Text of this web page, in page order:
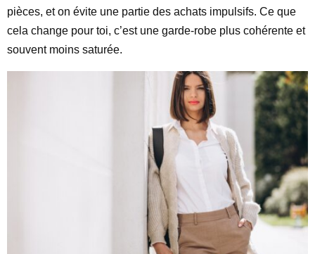
pièces, et on évite une partie des achats impulsifs. Ce que
cela change pour toi, c’est une garde-robe plus cohérente et
souvent moins saturée.